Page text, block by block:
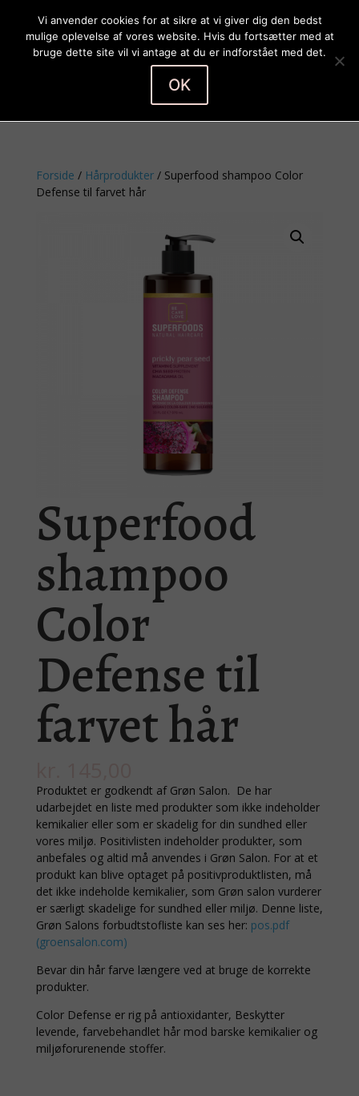
Forside / Hårprodukter/ Superfood shampoo Color
Defense til farvet hår
Superfood
shampoo
Color
Defense til
farvet hår
Produktet er godkendt af Grøn Salon. De har
udarbejdet en liste med produkter som ikke indeholder
kemikalier eller som er skadelig for din sundhed eller
vores miljø. Positivlisten indeholder produkter, som
anbefales og altid må anvendes i Grøn Salon. For at et
produkt kan blive optaget på positivproduktlisten, må
det ikke indeholde kemikalier, som Grøn salon vurderer
er særligt skadelige for sundhed eller miljø. Denne liste,
Grøn Salons forbudtstofliste kan ses her: pos.pdf
(groensalon.com)
Bevar din hår farve længere ved at bruge de korrekte
produkter.
Color Defense er rig på antioxidanter, Beskytter
levende, farvebehandlet hår mod barske kemikalier og
miljøforurenende stoffer.
Vi anvender cookies for at sikre at vi giver dig den bedst
mulige oplevelse af vores website. Hvis du fortsætter med at
bruge dette site vil vi antage at du er indforstået med det.
OK